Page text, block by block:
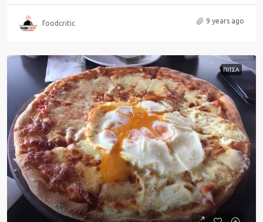
foodcritic 9 years ago
ΠΙΤΣΑ